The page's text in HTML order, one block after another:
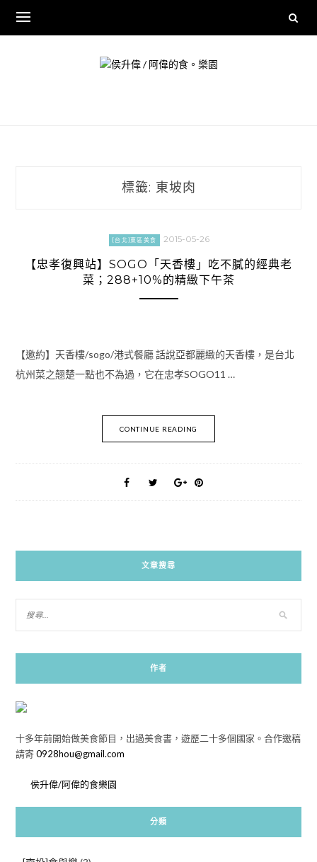
content
標籤: 東坡肉
[台北]東區美食 2015-05-26
【忠孝復興站】SOGO「天香樓」吃不膩的經典老
菜；288+10%的精緻下午茶
【邀約】天香樓/sogo/港式餐廳 話說亞都麗緻的天香樓，是台北
杭州菜之翹楚一點也不為過，它在忠孝SOGO11 …
CONTINUE READING
文章搜尋
作者
十多年前開始做美食節目，出過美食書，遊歷二十多個國家。合作邀稿
請寄0928hou@gmail.com
侯升偉/阿偉的食樂園
分類